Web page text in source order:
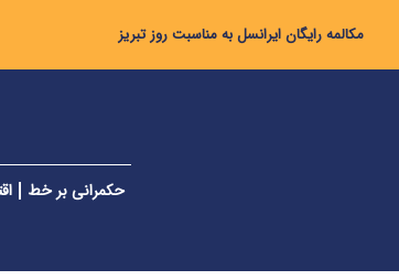
مکالمه رایگان ایرانسل به مناسبت روز تبریز
حکمرانی بر خط